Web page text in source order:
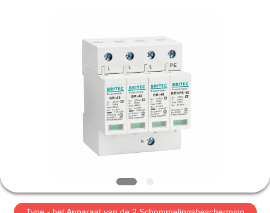
PRODUCTEN
FABRIEKSREIS